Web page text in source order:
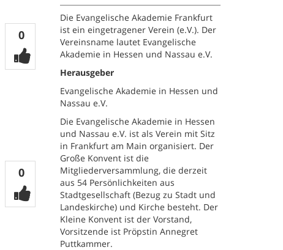
0Votes
0Votes
Die Evangelische Akademie Frankfurt
ist ein eingetragener Verein (e.V.). Der
Vereinsname lautet Evangelische
Akademie in Hessen und Nassau e.V.
Herausgeber
Evangelische Akademie in Hessen und
Nassau e.V.
Die Evangelische Akademie in Hessen
und Nassau e.V. ist als Verein mit Sitz
in Frankfurt am Main organisiert. Der
Große Konvent ist die
Mitgliederversammlung, die derzeit
aus 54 Persönlichkeiten aus
Stadtgesellschaft (Bezug zu Stadt und
Landeskirche) und Kirche besteht. Der
Kleine Konvent ist der Vorstand,
Vorsitzende ist Pröpstin Annegret
Puttkammer.